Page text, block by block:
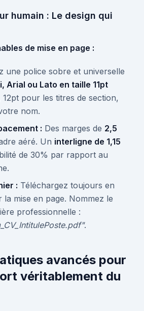
humain : Le design qui
de mise en page :
une police sobre et universelle
Arial ou Lato en taille 11pt
pour les titres de section,
nom.
: Des marges de 2,5
aéré. Un interligne de 1,15
de 30% par rapport au
: Téléchargez toujours en
la mise en page. Nommez le
professionnelle :
.
avancés pour
véritablement du